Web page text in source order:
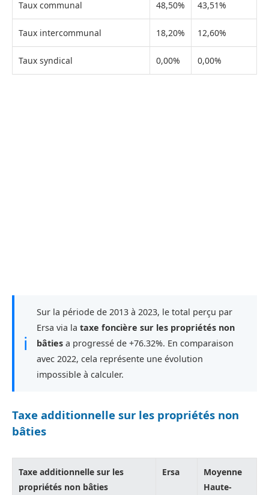
Taux communal 48,50% 43,51%
Taux intercommunal 18,20% 12,60%
Taux syndical 0,00% 0,00%
ℹ
Sur la période de 2013 à 2023, le total perçu par
Ersa via la taxe foncière sur les propriétés non
bâties a progressé de +76.32%. En comparaison
avec 2022, cela représente une évolution
impossible à calculer.
Taxe additionnelle sur les propriétés non
bâties
Taxe additionnelle sur les
propriétés non bâties
Ersa
Moyenne
Haute-